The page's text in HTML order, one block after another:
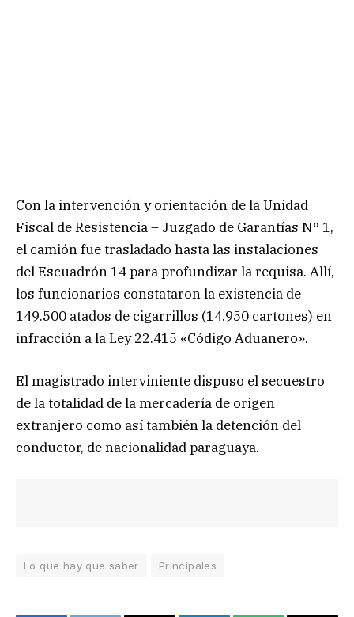
Con la intervención y orientación de la Unidad
Fiscal de Resistencia – Juzgado de Garantías N° 1,
el camión fue trasladado hasta las instalaciones
del Escuadrón 14 para profundizar la requisa. Allí,
los funcionarios constataron la existencia de
149.500 atados de cigarrillos (14.950 cartones) en
infracción a la Ley 22.415 «Código Aduanero».
El magistrado interviniente dispuso el secuestro
de la totalidad de la mercadería de origen
extranjero como así también la detención del
conductor, de nacionalidad paraguaya.
Lo que hay que saber Principales